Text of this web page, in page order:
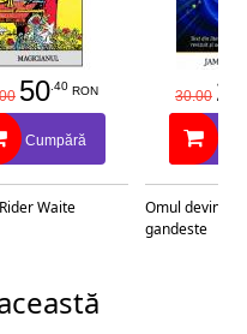
50.40 RON
Cumpără
Waite
30.00 25
Omul devine
gandeste